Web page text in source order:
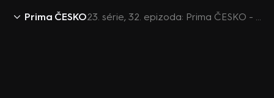
Prima ČESKO 23. série, 32. epizoda: Prima ČESKO - 13.8. v 08:20